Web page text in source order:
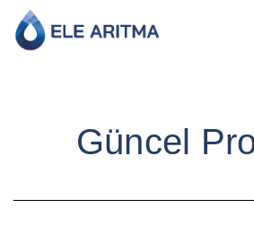
Güncel